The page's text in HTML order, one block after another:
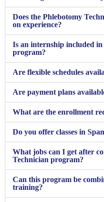
Does the Phlebotomy
on experience?
Is an internship included
program?
Are flexible schedules
Are payment plans
What are the enrollment
Do you offer classes in
What jobs can I get after
Technician program?
Can this program be
training?